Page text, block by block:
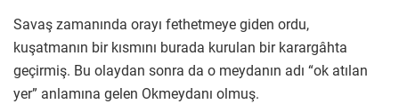
Savaş zamanında orayı fethetmeye giden ordu,
kuşatmanın bir kısmını burada kurulan bir karargâhta
geçirmiş. Bu olaydan sonra da o meydanın adı “ok atılan
yer” anlamına gelen Okmeydanı olmuş.